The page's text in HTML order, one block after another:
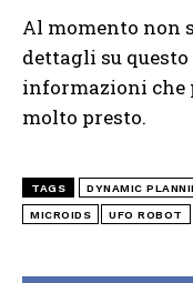
Al momento
dettagli su
informazioni che
molto presto.
TAGS DYNAMIC
MICROIDS UFO ROBOT